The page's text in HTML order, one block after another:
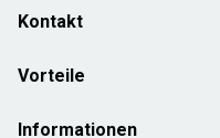
Kontakt
Vorteile
Informationen